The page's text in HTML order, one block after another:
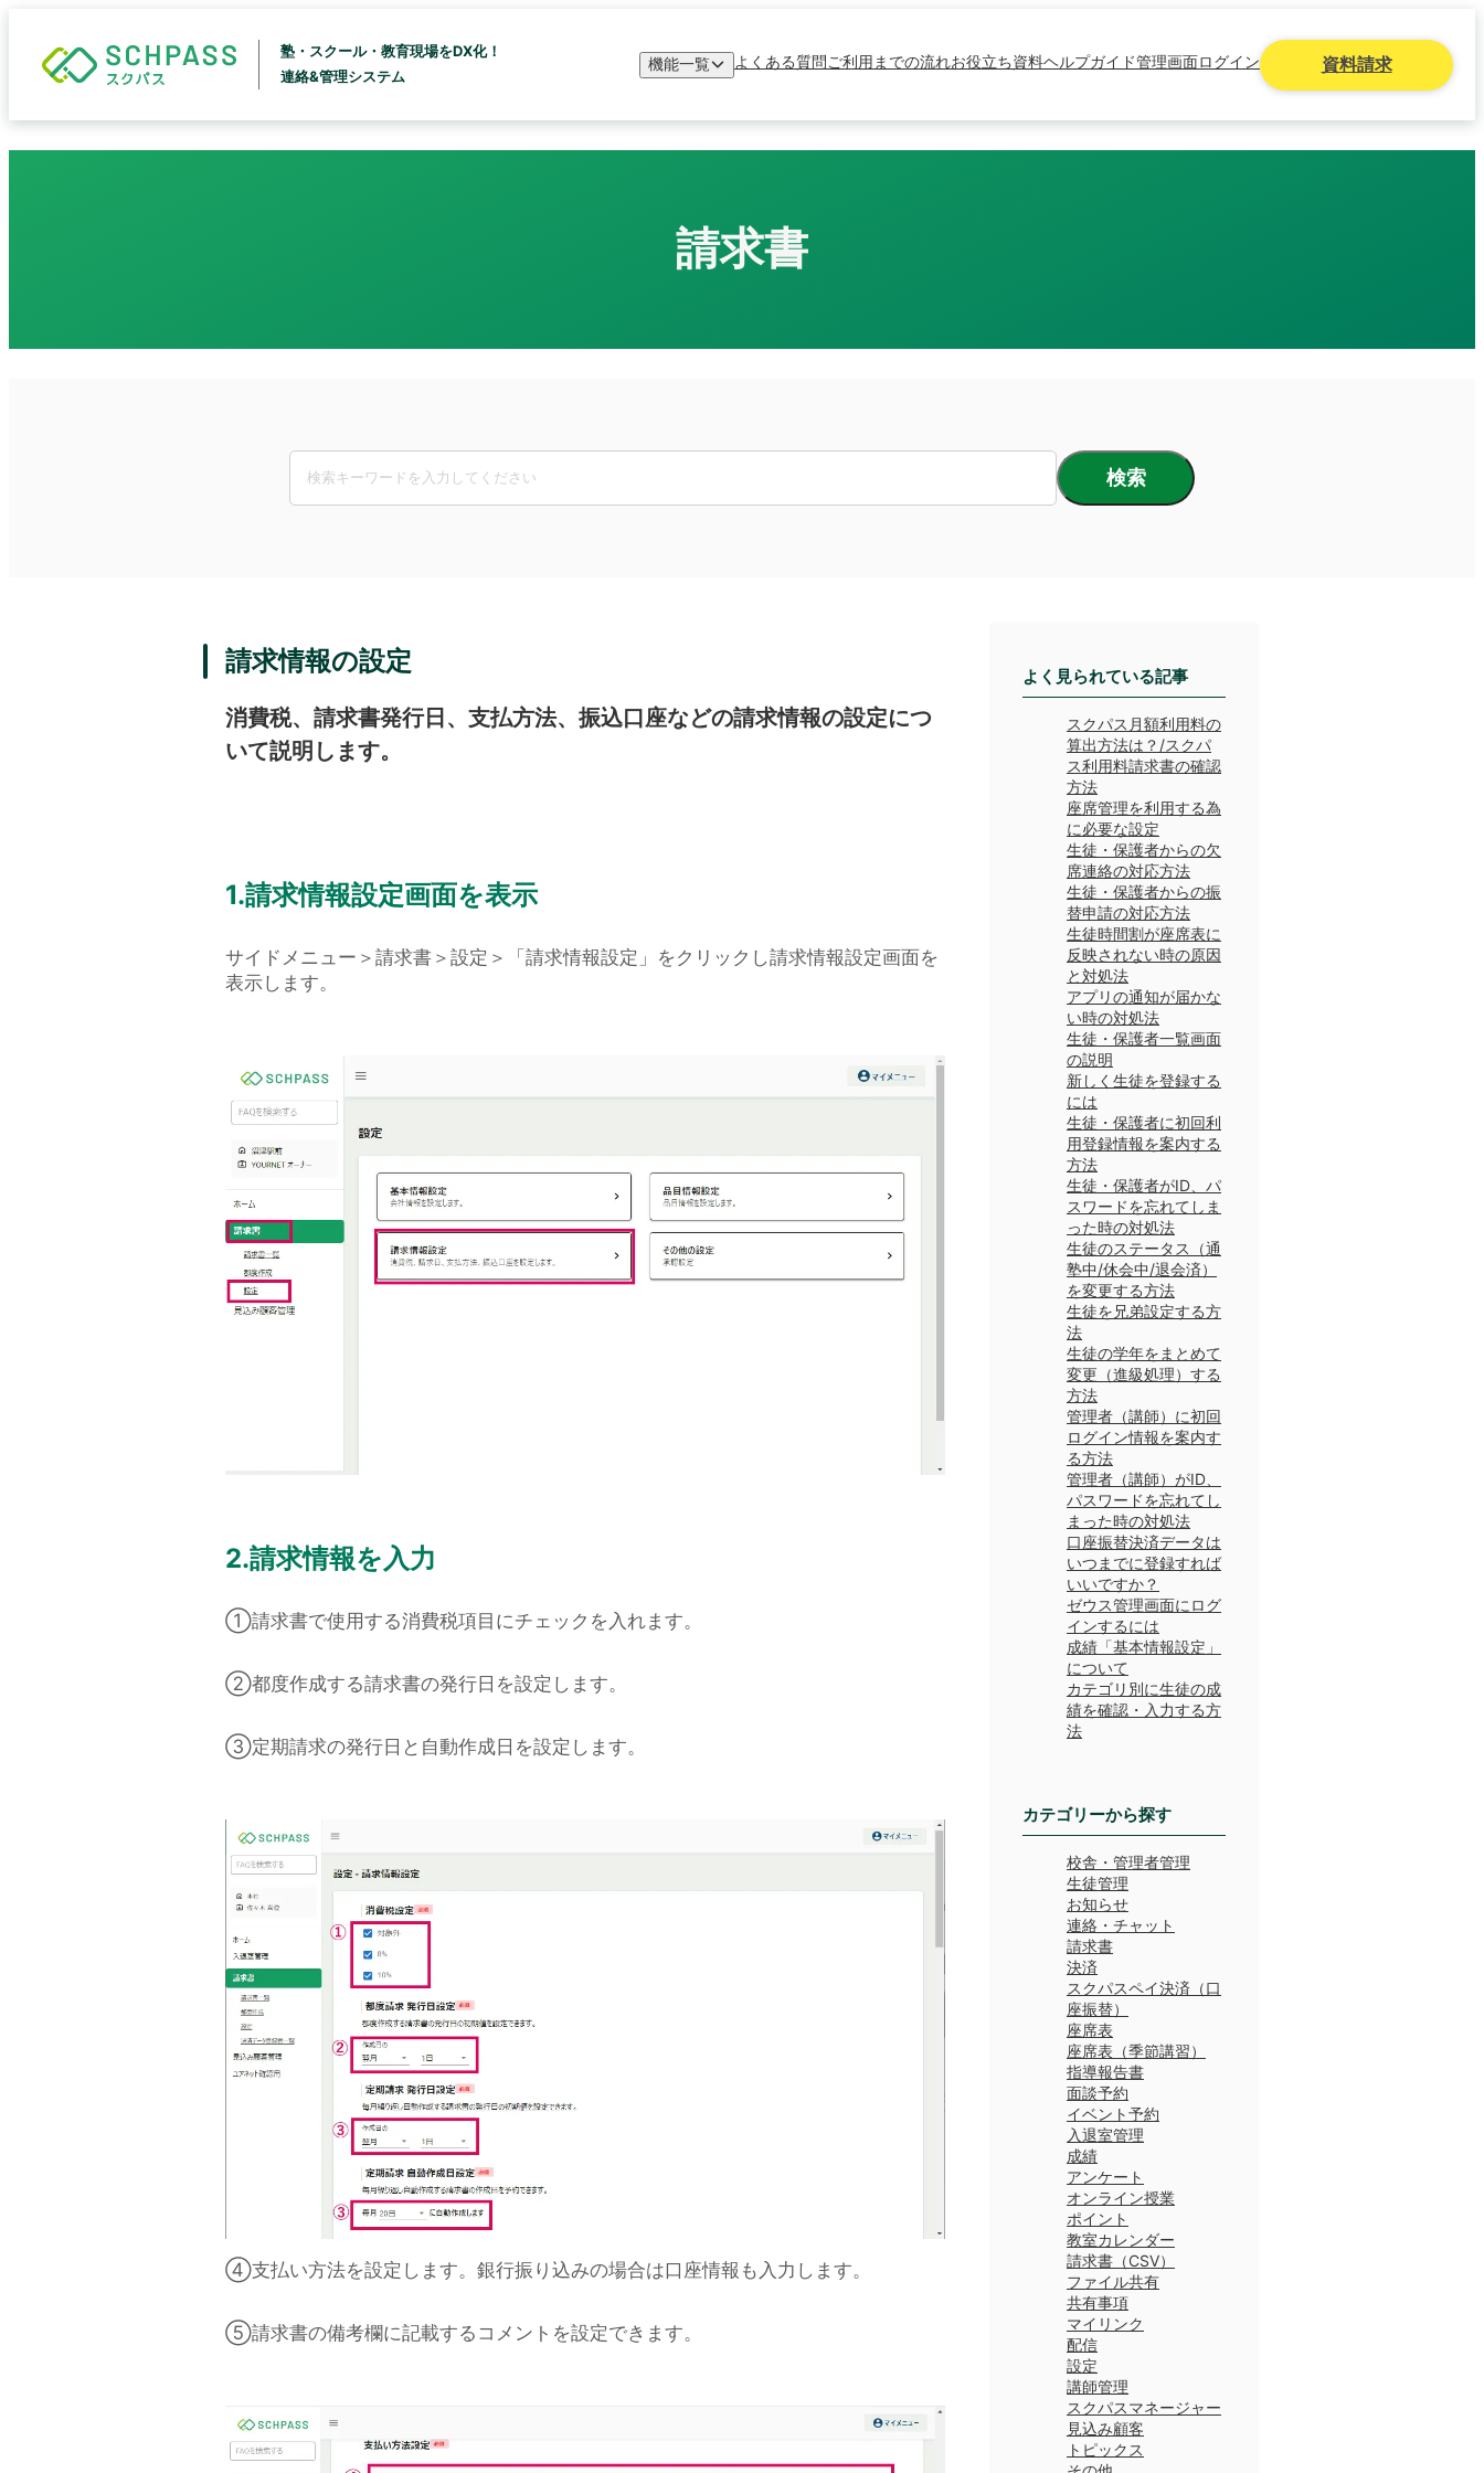
塾・スクール・教育現場をDX化！
連絡&管理システム
機能一覧 よくある質問ご利用までの流れお役立ち資料ヘルプガイド管理画面ログイン 資料請求
請求書
検索
請求情報の設定
消費税、請求書発行日、支払方法、振込口座などの請求情報の設定につ
いて説明します。
1.請求情報設定画面を表示
サイドメニュー＞請求書＞設定＞「請求情報設定」をクリックし請求情報設定画面を
表示します。
2.請求情報を入力
①請求書で使用する消費税項目にチェックを入れます。
②都度作成する請求書の発行日を設定します。
③定期請求の発行日と自動作成日を設定します。
④支払い方法を設定します。銀行振り込みの場合は口座情報も入力します。
⑤請求書の備考欄に記載するコメントを設定できます。
よく見られている記事
スクパス月額利用料の
算出方法は？/スクパ
ス利用料請求書の確認
方法
アプリの通知が届かな
い時の対処法
口座振替決済データは
いつまでに登録すれば
いいですか？
ゼウス管理画面にログ
インするには
生徒の学年をまとめて
変更（進級処理）する
方法
座席管理を利用する為
に必要な設定
生徒・保護者からの欠
席連絡の対応方法
生徒・保護者からの振
替申請の対応方法
生徒・保護者一覧画面
の説明
生徒・保護者に初回利
用登録情報を案内する
方法
生徒・保護者がID、パ
スワードを忘れてしま
った時の対処法
生徒のステータス（通
塾中/休会中/退会済）
を変更する方法
生徒を兄弟設定する方
法
生徒時間割が座席表に
反映されない時の原因
と対処法
新しく生徒を登録する
には
管理者（講師）に初回
ログイン情報を案内す
る方法
管理者（講師）がID、
パスワードを忘れてし
まった時の対処法
成績「基本情報設定」
について
カテゴリ別に生徒の成
績を確認・入力する方
法
カテゴリーから探す
設定
連絡・チャット
請求書
ファイル共有
指導報告書
入退室管理
スクパスマネージャー
座席表
アンケート
面談予約
成績
ポイント
イベント予約
オンライン授業
トピックス
配信
マイリンク
講師管理
決済
お知らせ
座席表（季節講習）
請求書（CSV）
見込み顧客
教室カレンダー
校舎・管理者管理
生徒管理
スクパスペイ決済（口
座振替）
共有事項